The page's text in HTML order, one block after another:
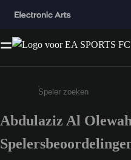
Enter a minimum
Abdulaziz Al